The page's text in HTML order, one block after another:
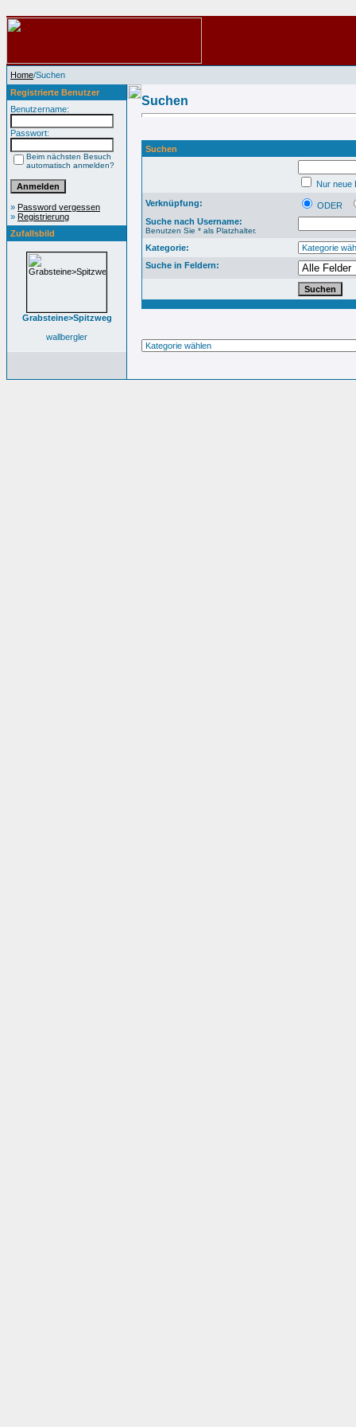
Home/Suchen
Registrierte Benutzer
Benutzername:
Passwort:
Beim nächsten Besuch
automatisch anmelden?
» Password vergessen
» Registrierung
Zufallsbild
Grabsteine>Spitzweg
wallbergler
Suchen
Suchen
Nur neue
Verknüpfung:
ODER
Suche nach Username:
Benutzen Sie * als Platzhalter.
Kategorie:
Suche in Feldern: